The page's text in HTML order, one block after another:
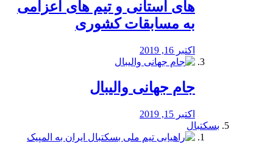
های استانی و تیم های اعزامی
به مسابقات کشوری
اکتبر 16, 2019
جام جهانی والیبال
اکتبر 15, 2019
بسکتبال